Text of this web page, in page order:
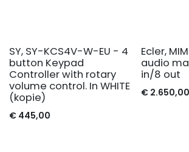
SY, SY-KCS4V-W-EU - 4
button Keypad
Controller with rotary
volume control. In WHITE
(kopie)
€ 445,00
Ecler,
audio
in/8 out
€ 2.650,00